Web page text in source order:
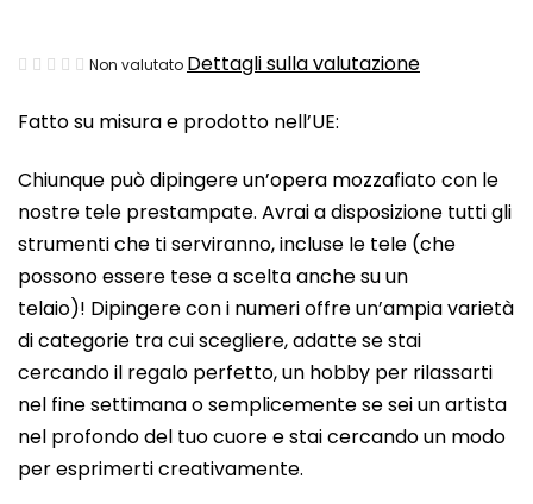
Fatto su misura e prodotto nell’UE:
Chiunque può dipingere un’opera mozzafiato con le
nostre tele prestampate. Avrai a disposizione tutti gli
strumenti che ti serviranno, incluse le tele (che
possono essere tese a scelta anche su un
telaio)! Dipingere con i numeri offre un’ampia varietà
di categorie tra cui scegliere, adatte se stai
cercando il regalo perfetto, un hobby per rilassarti
nel fine settimana o semplicemente se sei un artista
nel profondo del tuo cuore e stai cercando un modo
per esprimerti creativamente.
La
media
prodotto
è
0,0
su
5
stelle.
Non valutato Dettagli sulla valutazione